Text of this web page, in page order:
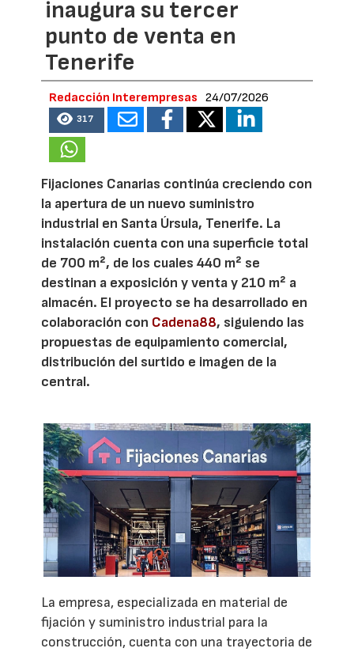
inaugura su tercer
punto de venta en
Tenerife
Redacción Interempresas 24/07/2026
317
Fijaciones Canarias continúa creciendo con
la apertura de un nuevo suministro
industrial en Santa Úrsula, Tenerife. La
instalación cuenta con una superficie total
de 700 m², de los cuales 440 m² se
destinan a exposición y venta y 210 m² a
almacén. El proyecto se ha desarrollado en
colaboración con Cadena88, siguiendo las
propuestas de equipamiento comercial,
distribución del surtido e imagen de la
central.
La empresa, especializada en material de
fijación y suministro industrial para la
construcción, cuenta con una trayectoria de